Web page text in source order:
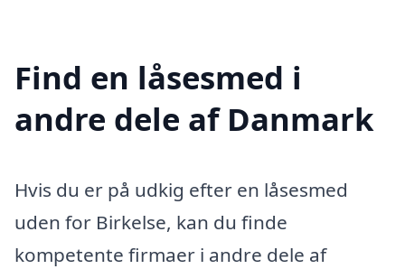
Find en låsesmed i
andre dele af Danmark
Hvis du er på udkig efter en låsesmed
uden for Birkelse, kan du finde
kompetente firmaer i andre dele af